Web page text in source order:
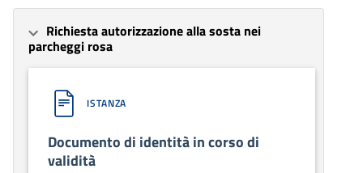
Richiesta autorizzazione alla sosta nei
parcheggi rosa
ISTANZA
Documento di identità in corso di
validità